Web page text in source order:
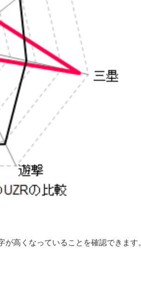
高くなっていることを確認できます。